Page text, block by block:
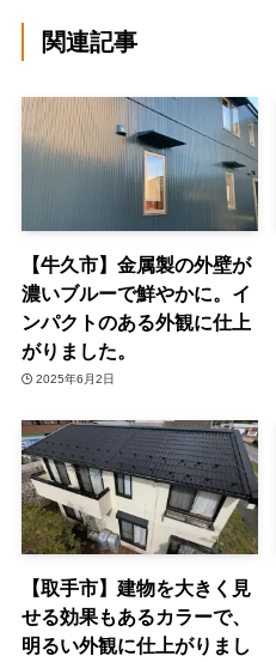
関連記事
【牛久市】金属製の外壁が
濃いブルーで鮮やかに。イ
ンパクトのある外観に仕上
がりました。
2025年6月2日
【取手市】建物を大きく見
せる効果もあるカラーで、
明るい外観に仕上がりまし